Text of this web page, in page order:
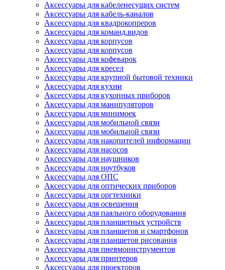
Аксессуары для кабеленесущих систем
Аксессуары для кабель-каналов
Аксессуары для квадрокопреров
Аксессуары для команд.видов
Аксессуары для корпусов
Аксессуары для корпусов
Аксессуары для кофеварок
Аксессуары для кресел
Аксессуары для крупной бытовой техники
Аксессуары для кухни
Аксессуары для кухонных приборов
Аксессуары для манипуляторов
Аксессуары для минимоек
Аксессуары для мобильной связи
Аксессуары для мобильной связи
Аксессуары для накопителей информации
Аксессуары для насосов
Аксессуары для наушников
Аксессуары для ноутбуков
Аксессуары для ОПС
Аксессуары для оптических приборов
Аксессуары для оргтехники
Аксессуары для освещения
Аксессуары для паяльного оборудования
Аксессуары для планшетных устройств
Аксессуары для планшетов и смартфонов
Аксессуары для планшетов рисования
Аксессуары для пневмоинструментов
Аксессуары для принтеров
Аксессуары для проекторов